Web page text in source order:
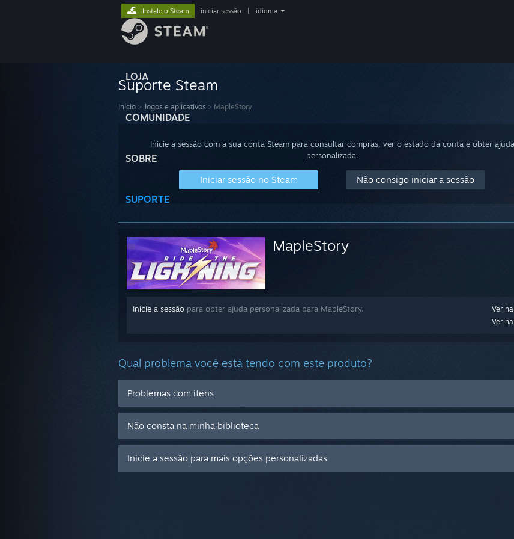
LOJA
COMUNIDADE
SOBRE
SUPORTE
Instale o Steam iniciar sessão idioma
Suporte Steam
Início > Jogos e aplicativos > MapleStory
Inicie a sessão com a sua conta Steam para consultar compras, ver o estado da conta e obter ajuda
personalizada.
Iniciar sessão no Steam Não consigo iniciar a sessão
MapleStory
Ver
Ver
Inicie a sessão para obter ajuda personalizada para MapleStory.
Qual problema você está tendo com este produto?
Problemas com itens
Não consta na minha biblioteca
Inicie a sessão para mais opções personalizadas